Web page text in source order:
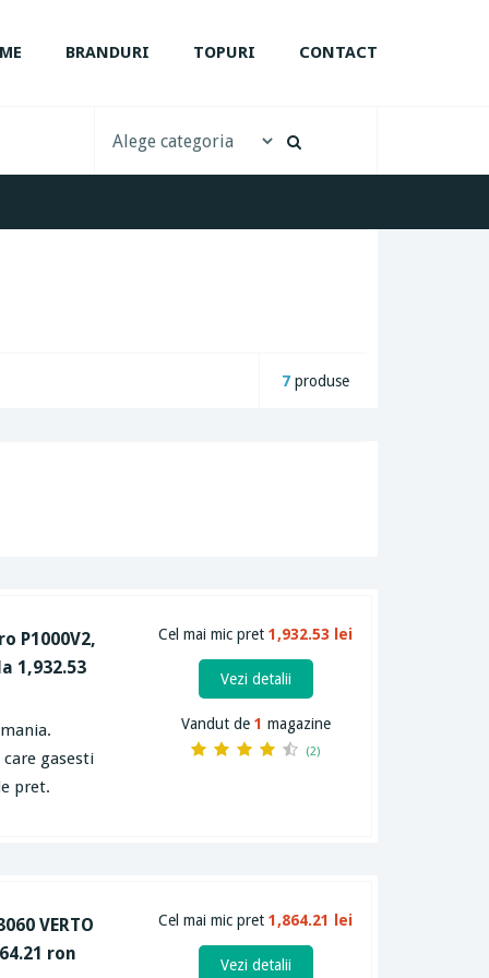
BRANDURI TOPURI CONTACT
7 produse
P1000V2,
1,932.53
gasesti
pret.
Cel mai mic pret1,932.53 lei
Vezi detalii
Vandut de 1 magazine
(2)
VERTO
ron
Cel mai mic pret1,864.21 lei
Vezi detalii